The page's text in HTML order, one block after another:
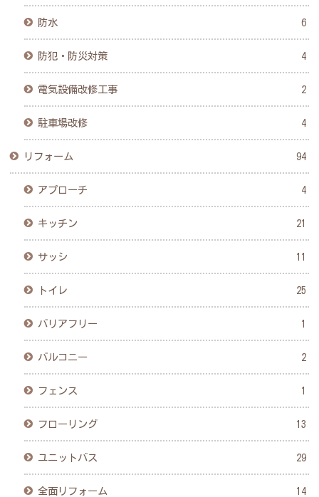
防水 6
防犯・防災対策 4
電気設備改修工事 2
駐車場改修 4
リフォーム 94
アプローチ 4
キッチン 21
サッシ 11
トイレ 25
バリアフリー 1
バルコニー 2
フェンス 1
フローリング 13
ユニットバス 29
全面リフォーム 14